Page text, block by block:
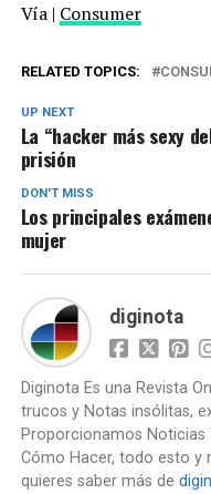
Vía | Consumer
RELATED TOPICS:
UP NEXT
La “hacker más sexy
prisión
DON'T MISS
Los principales
mujer
diginota
Diginota Es una Revista
trucos y Notas insólitas,
Proporcionamos Noticias
Cómo Hacer, todo esto y
quieres saber más de